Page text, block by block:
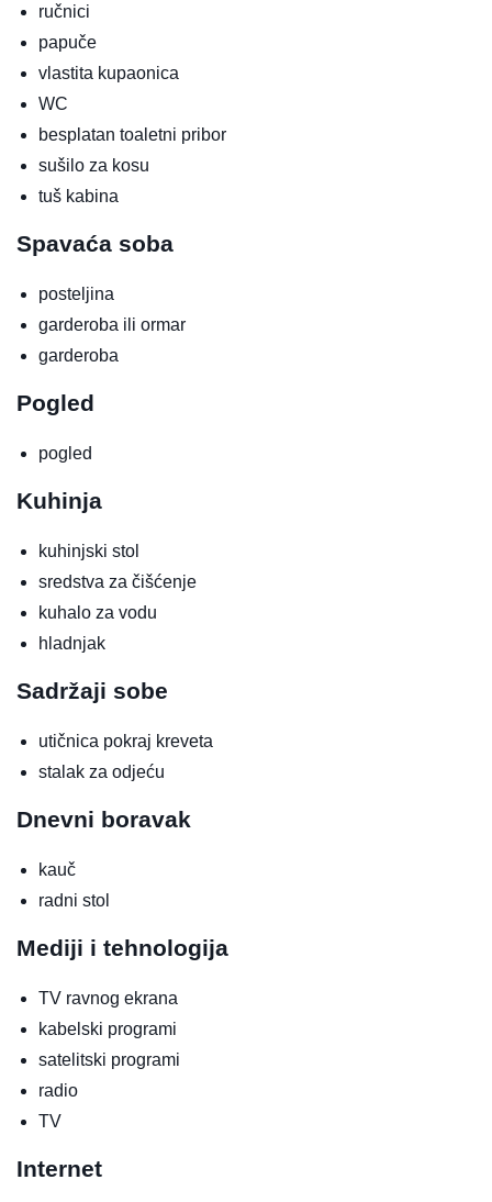
ručnici
papuče
vlastita kupaonica
WC
besplatan toaletni pribor
sušilo za kosu
tuš kabina
Spavaća soba
posteljina
garderoba ili ormar
garderoba
Pogled
pogled
Kuhinja
kuhinjski stol
sredstva za čišćenje
kuhalo za vodu
hladnjak
Sadržaji sobe
utičnica pokraj kreveta
stalak za odjeću
Dnevni boravak
kauč
radni stol
Mediji i tehnologija
TV ravnog ekrana
kabelski programi
satelitski programi
radio
TV
Internet